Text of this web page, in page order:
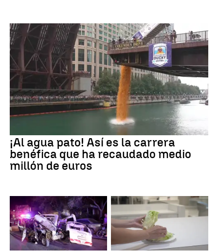
¡Al agua pato! Así es la carrera
benéfica que ha recaudado medio
millón de euros